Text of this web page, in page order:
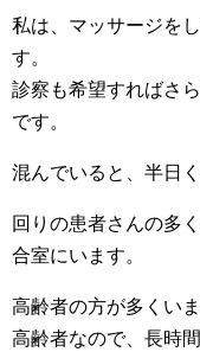
私は、マッサージを
す。
診察も希望すればさ
です。
混んでいると、半日
回りの患者さんの多
合室にいます。
高齢者の方が多くいま
高齢者なので、長時